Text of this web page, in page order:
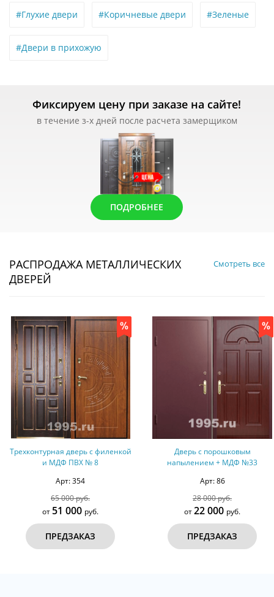
#Глухие двери #Коричневые двери #Зеленые
#Двери в прихожую
Фиксируем цену при заказе на сайте!
в течение з-х дней после расчета замерщиком
ПОДРОБНЕЕ
РАСПРОДАЖА МЕТАЛЛИЧЕСКИХ
ДВЕРЕЙ
Смотреть все
Дверь с порошковым
напылением + МДФ №33
Арт: 86
28 000 руб.
от 22 000руб.
ПРЕДЗАКАЗ
Дверь с порошковым
напылением + МДФ №35
Арт: 88
43 500 руб.
от39 500руб.
ПРЕДЗАКАЗ